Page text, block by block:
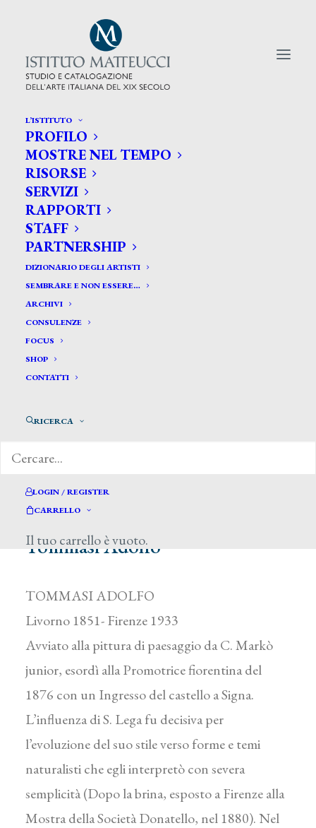
L’ISTITUTO
PROFILO
MOSTRE NEL TEMPO
RISORSE
SERVIZI
RAPPORTI
STAFF
PARTNERSHIP
DIZIONARIO DEGLI ARTISTI
SEMBRARE E NON ESSERE…
ARCHIVI
CONSULENZE
FOCUS
SHOP
CONTATTI
RICERCA
LOGIN / REGISTER
CARRELLO
Il tuo carrello è vuoto.
CERCA TRA GLI ARTISTI:
Search
for:
Tommasi Adolfo *
TOMMASI ADOLFO
Livorno 1851- Firenze 1933
Avviato alla pittura di paesaggio da C. Markò
junior, esordì alla Promotrice fiorentina del
1876 con un Ingresso del castello a Signa.
L’influenza di S. Lega fu decisiva per
l’evoluzione del suo stile verso forme e temi
naturalisti che egli interpretò con severa
semplicità (Dopo la brina, esposto a Firenze alla
Mostra della Società Donatello, nel 1880). Nel